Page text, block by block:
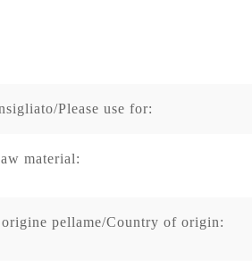
Please use for:
material:
pellame/Country of origin: